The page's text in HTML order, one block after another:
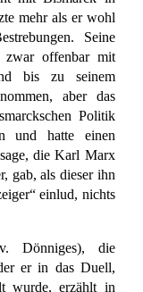
mehr als er wohl
Seine
zwar offenbar mit
bis zu seinem
aber das
Politik
und hatte einen
die Karl Marx
gab, als dieser ihn
einlud, nichts
Dönniges), die
er in das Duell,
wurde, erzählt in